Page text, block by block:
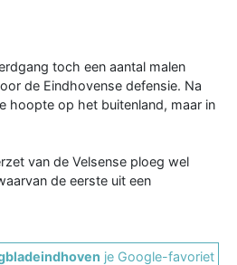
toch een aantal malen
de Eindhovense defensie. Na
hoopte op het buitenland, maar in
van de Velsense ploeg wel
de eerste uit een
je Google-favoriet